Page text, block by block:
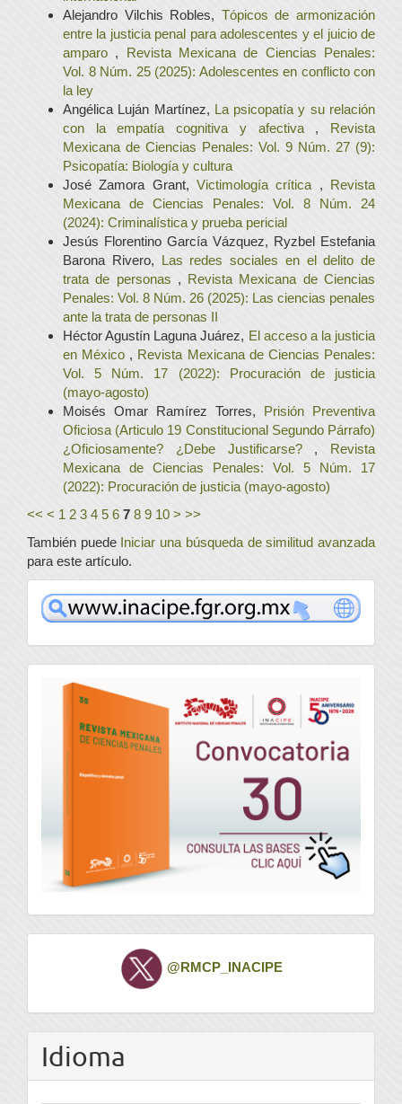
Alejandro Vilchis Robles, Tópicos de armonización
entre la justicia penal para adolescentes y el juicio de
amparo , Revista Mexicana de Ciencias Penales:
Vol. 8 Núm. 25 (2025): Adolescentes en conflicto con
la ley
Angélica Luján Martínez, La psicopatía y su relación
con la empatía cognitiva y afectiva , Revista
Mexicana de Ciencias Penales: Vol. 9 Núm. 27 (9):
Psicopatía: Biología y cultura
José Zamora Grant, Victimología crítica , Revista
Mexicana de Ciencias Penales: Vol. 8 Núm. 24
(2024): Criminalística y prueba pericial
Jesús Florentino García Vázquez, Ryzbel Estefania
Barona Rivero, Las redes sociales en el delito de
trata de personas , Revista Mexicana de Ciencias
Penales: Vol. 8 Núm. 26 (2025): Las ciencias penales
ante la trata de personas II
Héctor Agustín Laguna Juárez, El acceso a la justicia
en México , Revista Mexicana de Ciencias Penales:
Vol. 5 Núm. 17 (2022): Procuración de justicia
(mayo-agosto)
Moisés Omar Ramírez Torres, Prisión Preventiva
Oficiosa (Articulo 19 Constitucional Segundo Párrafo)
¿Oficiosamente? ¿Debe Justificarse? , Revista
Mexicana de Ciencias Penales: Vol. 5 Núm. 17
(2022): Procuración de justicia (mayo-agosto)
<< < 1 2 3 4 5 6 7 8 9 10 > >>
También puede Iniciar una búsqueda de similitud avanzada
para este artículo.
www
convocatoria
Twitter @RMCP_INACIPE
Idioma